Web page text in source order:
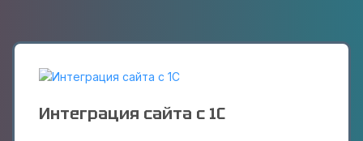
Интеграция сайта с 1С